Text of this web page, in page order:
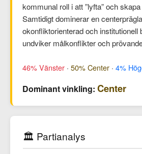
kommunal roll i att ”lyfta” och
Samtidigt dominerar en
okonfliktorienterad och institutionell
undviker målkonflikter och
46% Vänster · 50% Center · 4%
Dominant vinkling: Center
🏛️ Partianalys